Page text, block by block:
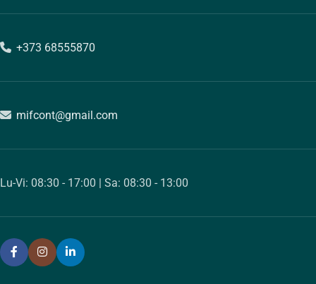
+373 68555870
mifcont@gmail.com
Lu-Vi: 08:30 - 17:00 | Sa: 08:30 - 13:00